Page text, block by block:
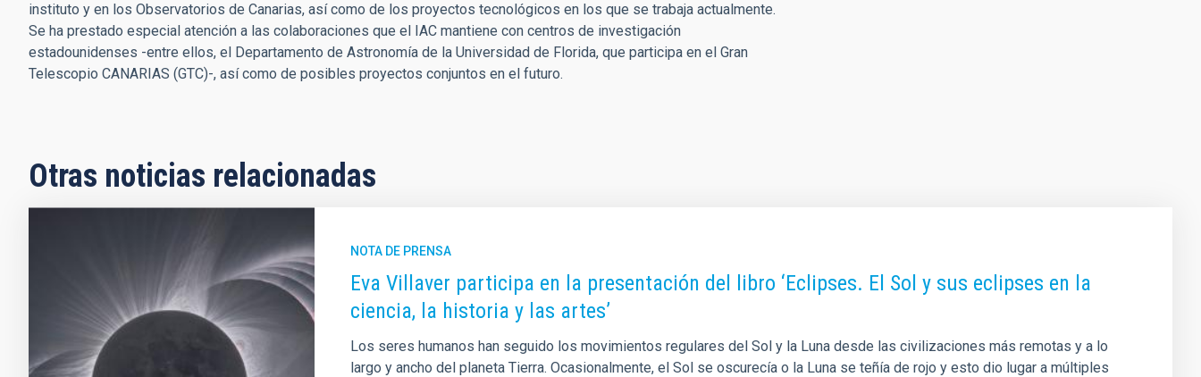
instituto y en los Observatorios de Canarias, así como de los proyectos tecnológicos en los que se trabaja actualmente.
Se ha prestado especial atención a las colaboraciones que el IAC mantiene con centros de investigación
estadounidenses -entre ellos, el Departamento de Astronomía de la Universidad de Florida, que participa en el Gran
Telescopio CANARIAS (GTC)-, así como de posibles proyectos conjuntos en el futuro.
Otras noticias relacionadas
NOTA DE PRENSA
Eva Villaver participa en la presentación del libro ‘Eclipses. El Sol y sus eclipses en la
ciencia, la historia y las artes’
Los seres humanos han seguido los movimientos regulares del Sol y la Luna desde las civilizaciones más remotas y a lo
largo y ancho del planeta Tierra. Ocasionalmente, el Sol se oscurecía o la Luna se teñía de rojo y esto dio lugar a múltiples